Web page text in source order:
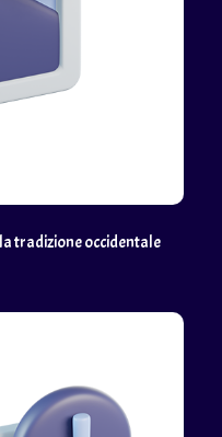
tradizione occidentale